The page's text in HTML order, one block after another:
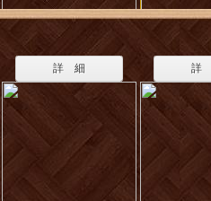
詳 細 詳